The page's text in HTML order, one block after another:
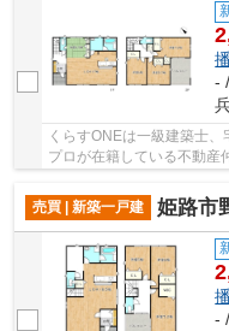
-
くらすONEは一級建築士
プロが在籍している不動産
売買 | 新築一戸建
姫路市
-